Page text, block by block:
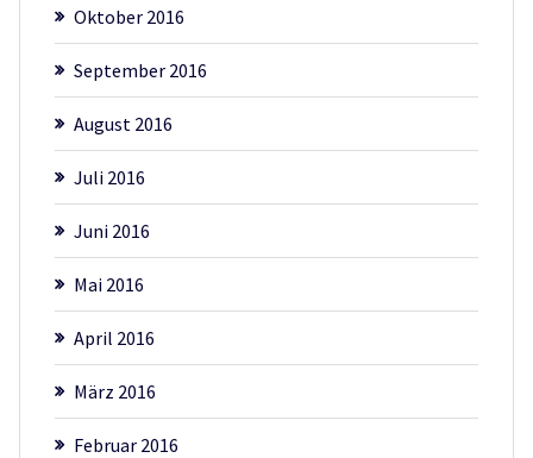
Oktober 2016
September 2016
August 2016
Juli 2016
Juni 2016
Mai 2016
April 2016
März 2016
Februar 2016